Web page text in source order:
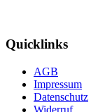
Quicklinks
AGB
Impressum
Datenschutz
Widerruf